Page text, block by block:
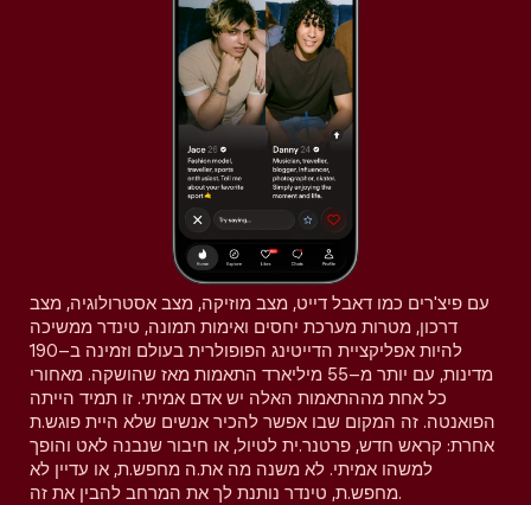
עם פיצ'רים כמו דאבל דייט, מצב מוזיקה, מצב אסטרולוגיה, מצב
דרכון, מטרות מערכת יחסים ואימות תמונה, טינדר ממשיכה
להיות אפליקציית הדייטינג הפופולרית בעולם וזמינה ב–190
מדינות, עם יותר מ–55 מיליארד התאמות מאז שהושקה. מאחורי
כל אחת מההתאמות האלה יש אדם אמיתי. זו תמיד הייתה
הפואנטה. זה המקום שבו אפשר להכיר אנשים שלא היית פוגש.ת
אחרת: קראש חדש, פרטנר.ית לטיול, או חיבור שנבנה לאט והופך
למשהו אמיתי. לא משנה מה את.ה מחפש.ת, או עדיין לא
מחפש.ת, טינדר נותנת לך את המרחב להבין את זה.